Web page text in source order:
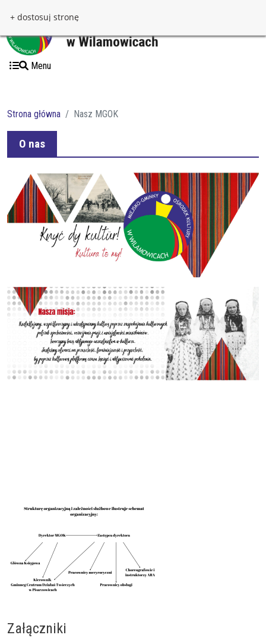
+ dostosuj stronę
Menu
Strona główna Nasz MGOK
O nas
Załączniki